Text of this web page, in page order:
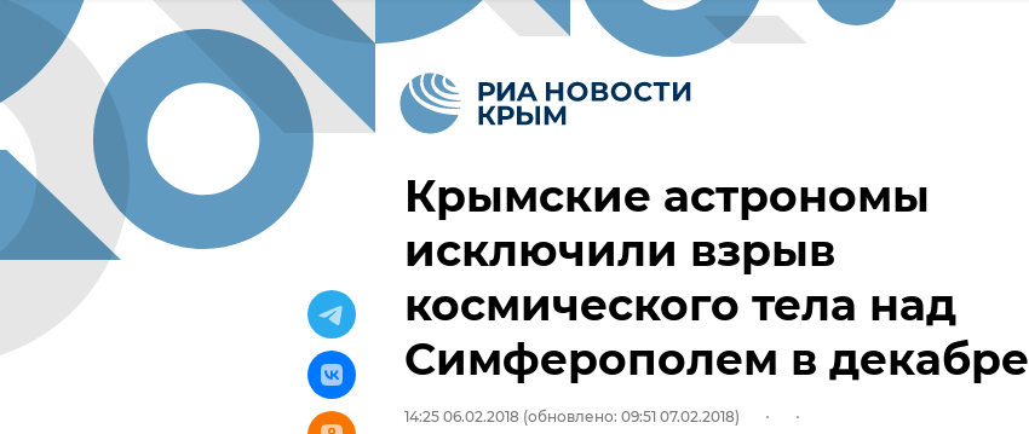
Крымские астрономы
исключили взрыв
космического тела над
Симферополем в декабре
14:25 06.02.2018 (обновлено: 09:51 07.02.2018)